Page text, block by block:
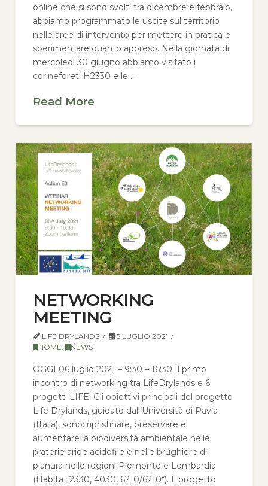
online che si sono svolti tra dicembre e febbraio,
abbiamo programmato le uscite sul territorio
nelle aree di intervento per mettere in pratica e
sperimentare quanto appreso. Nella giornata di
mercoledì 30 giugno abbiamo visitato i
corineforeti H2330 e le …
Read More
NETWORKING
MEETING
LIFE DRYLANDS
5 LUGLIO 2021
HOME , NEWS
OGGI 06 luglio 2021 – 9:30 – 16:30 Il primo
incontro di networking tra LifeDrylands e 6
progetti LIFE! Gli obiettivi principali del progetto
Life Drylands, guidato dall’Università di Pavia
(Italia), sono: ripristinare, preservare e
aumentare la biodiversità ambientale nelle
praterie aride acidofile e nelle brughiere di
pianura nelle regioni Piemonte e Lombardia
(Habitat 2330, 4030, 6210/6210*). Il progetto